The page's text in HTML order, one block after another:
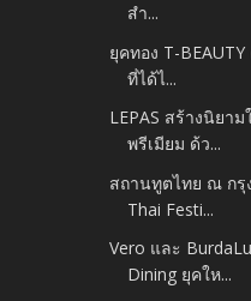
สำ...
ยุคทอง T-
ที่ได้ไ...
LEPAS สร้างนิยา
พรีเมียม ด้ว...
สถานทูตไทย ณ กรุ
Thai Festi...
Vero และ
Dining ยุคให...